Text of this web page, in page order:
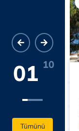
01 10
Tümünü
Hotel